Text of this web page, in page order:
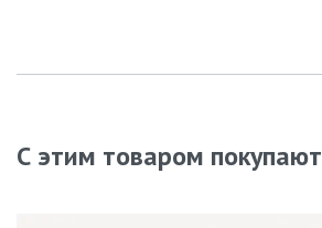
С этим товаром покупают